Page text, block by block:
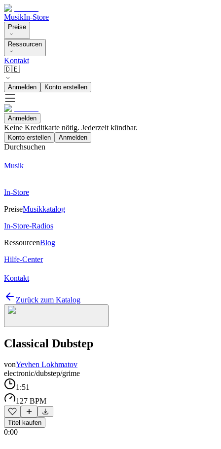
MusikIn-Store
Preise
Ressourcen
Kontakt
🇩🇪
Anmelden Konto erstellen
Anmelden
Keine Kreditkarte nötig. Jederzeit kündbar.
Konto erstellen Anmelden
Durchsuchen
Musik
In-Store
PreiseMusikkatalog
In-Store-Radios
RessourcenBlog
Hilfe-Center
Kontakt
Zurück zum Katalog
Classical Dubstep
vonYevhen Lokhmatov
electronic/dubstep/grime
1:51
127 BPM
Titel kaufen
0:00